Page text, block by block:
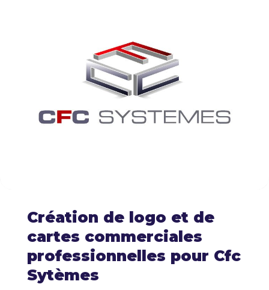
Création de logo et de
cartes commerciales
professionnelles pour Cfc
Sytèmes